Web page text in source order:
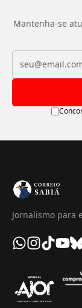
Mantenha-se
Jornalismo para